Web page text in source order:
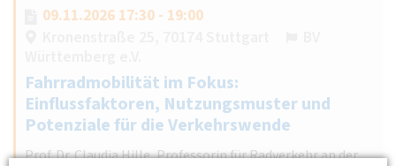
09.11.2026 17:30 - 19:00
Fahrradmobilität im Fokus:
Einflussfaktoren, Nutzungsmuster und
Potenziale für die Verkehrswende
Prof. Dr. Claudia Hille, Professorin für Radverkehr an der